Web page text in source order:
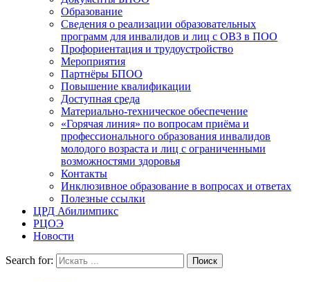
Образование
Сведения о реализации образовательных
программ для инвалидов и лиц с ОВЗ в ПОО
Профориентация и трудоустройство
Мероприятия
Партнёры БПОО
Повышение квалификации
Доступная среда
Материально-техническое обеспечение
«Горячая линия» по вопросам приёма и
профессионального образования инвалидов
молодого возраста и лиц с ограниченными
возможностями здоровья
Контакты
Инклюзивное образование в вопросах и ответах
Полезные ссылки
ЦРД Абилимпикс
РЦОЭ
Новости
Search for: